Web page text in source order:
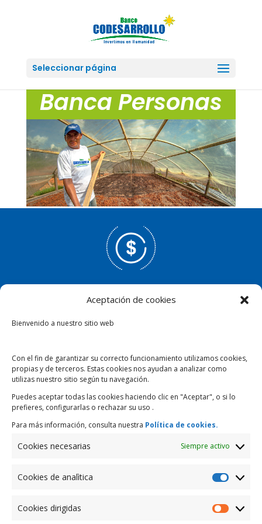
Aceptación de cookies
Bienvenido a nuestro sitio web
Con el fin de garantizar su correcto funcionamiento utilizamos cookies,
propias y de terceros. Estas cookies nos ayudan a analizar como
utilizas nuestro sitio según tu navegación.
Puedes aceptar todas las cookies haciendo clic en "Aceptar", o si lo
prefieres, configurarlas o rechazar su uso .
Para más información, consulta nuestra Política de cookies.
Cookies necesarias Siempre activo
Cookies de analìtica
Cookies
analìtica
Cookies dirigidas
Cookies
Seleccionar página
Banca Personas
CUENTAS
Tu dinero crece en un
tus planes futuros.
Todas las Cuentas